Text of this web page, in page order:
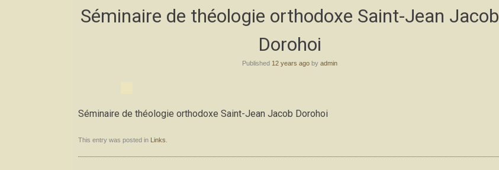
Séminaire de théologie orthodoxe Saint-Jean Jacob
Dorohoi
Published 12 years ago by admin
Séminaire de théologie orthodoxe Saint-Jean Jacob Dorohoi
This entry was posted in Links